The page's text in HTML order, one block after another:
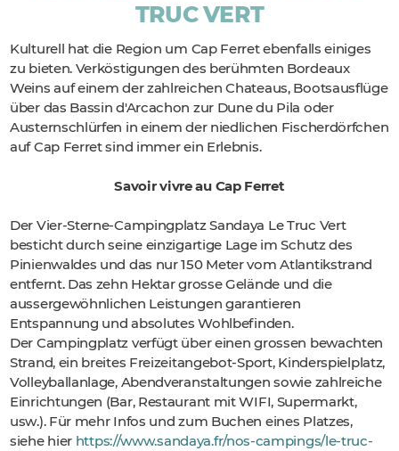
TRUC VERT
Kulturell hat die Region um Cap Ferret ebenfalls einiges
zu bieten. Ver­köstigungen des berühmten Bordeaux
Weins auf einem der zahlreichen Chateaus, Bootsausflüge
über das Bassin d'Arcachon zur Dune du Pila oder
Austernschlürfen in einem der niedlichen Fischerdörfchen
auf Cap Ferret sind immer ein Erlebnis.
Savoir vivre au Cap Ferret
Der Vier-Sterne-Campingplatz Sandaya Le Truc Vert
besticht durch seine einzigartige Lage im Schutz des
Pinienwaldes und das nur 150 Meter vom Atlantikstrand
entfernt. Das zehn Hektar grosse Gelände und die
aussergewöhnlichen Leistungen garantieren
Entspannung und absolutes Wohlbefinden.
Der Campingplatz verfügt über einen grossen bewachten
Strand, ein breites Freizeitangebot-Sport, Kinderspielplatz,
Volleyballanlage, Abendveranstaltungen sowie zahlreiche
Einrichtungen (Bar, Restaurant mit WIFI, Supermarkt,
usw.). Für mehr Infos und zum Buchen eines Platzes,
siehe hier https://www.sandaya.fr/nos-campings/le-truc-